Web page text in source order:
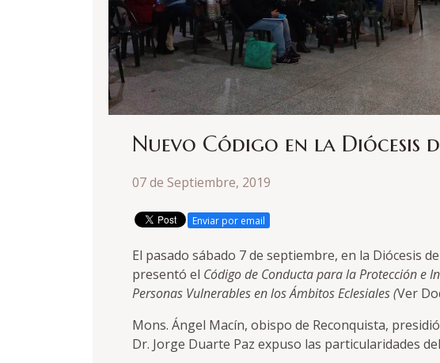
Nuevo Código en la Diócesis
07 de Septiembre, 2019
Enviar por email
El pasado sábado 7 de septiembre, en la Diócesis
presentó el Código de Conducta para la Protección e
Personas Vulnerables en los Ámbitos Eclesiales (Ver
Mons. Ángel Macín, obispo de Reconquista,
Dr. Jorge Duarte Paz expuso las particularidades